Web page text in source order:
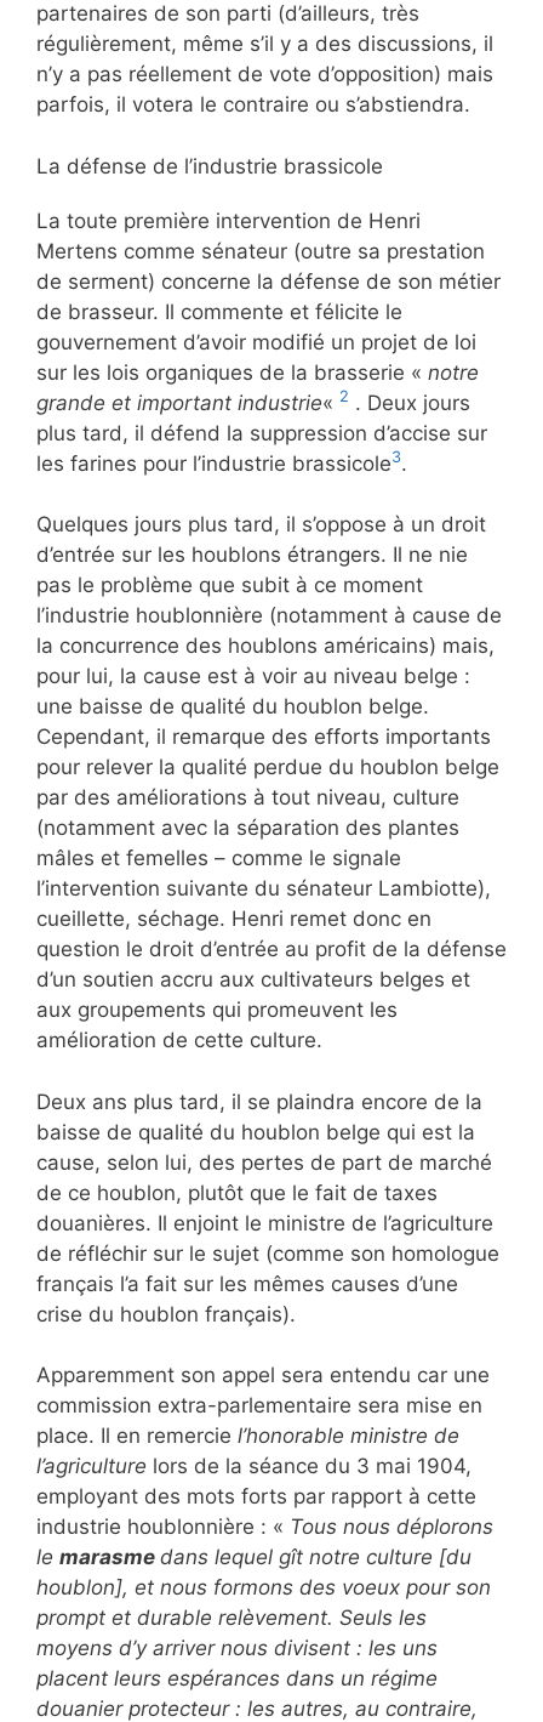
partenaires de son parti (d’ailleurs, très
régulièrement, même s’il y a des discussions, il
n’y a pas réellement de vote d’opposition) mais
parfois, il votera le contraire ou s’abstiendra.
La défense de l’industrie brassicole
La toute première intervention de Henri
Mertens comme sénateur (outre sa prestation
de serment) concerne la défense de son métier
de brasseur. Il commente et félicite le
gouvernement d’avoir modifié un projet de loi
sur les lois organiques de la brasserie « notre
grande et important industrie« 2 . Deux jours
plus tard, il défend la suppression d’accise sur
les farines pour l’industrie brassicole3.
Quelques jours plus tard, il s’oppose à un droit
d’entrée sur les houblons étrangers. Il ne nie
pas le problème que subit à ce moment
l’industrie houblonnière (notamment à cause de
la concurrence des houblons américains) mais,
pour lui, la cause est à voir au niveau belge :
une baisse de qualité du houblon belge.
Cependant, il remarque des efforts importants
pour relever la qualité perdue du houblon belge
par des améliorations à tout niveau, culture
(notamment avec la séparation des plantes
mâles et femelles – comme le signale
l’intervention suivante du sénateur Lambiotte),
cueillette, séchage. Henri remet donc en
question le droit d’entrée au profit de la défense
d’un soutien accru aux cultivateurs belges et
aux groupements qui promeuvent les
amélioration de cette culture.
Deux ans plus tard, il se plaindra encore de la
baisse de qualité du houblon belge qui est la
cause, selon lui, des pertes de part de marché
de ce houblon, plutôt que le fait de taxes
douanières. Il enjoint le ministre de l’agriculture
de réfléchir sur le sujet (comme son homologue
français l’a fait sur les mêmes causes d’une
crise du houblon français).
Apparemment son appel sera entendu car une
commission extra-parlementaire sera mise en
place. Il en remercie l’honorable ministre de
l’agriculture lors de la séance du 3 mai 1904,
employant des mots forts par rapport à cette
industrie houblonnière : « Tous nous déplorons
le marasme dans lequel gît notre culture [du
houblon], et nous formons des voeux pour son
prompt et durable relèvement. Seuls les
moyens d’y arriver nous divisent : les uns
placent leurs espérances dans un régime
douanier protecteur : les autres, au contraire,